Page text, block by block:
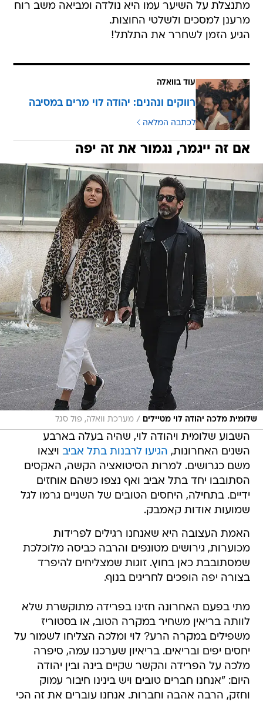
מתנצלת על השיער עמו היא נולדה ומביאה משב רוח
מרענן למסכים ולשלטי החוצות.
הגיע הזמן לשחרר את התלתל!
עוד בוואלה
רווקים ונהנים: יהודה לוי מרים במסיבה
לכתבה המלאה
אם זה ייגמר, נגמור את זה יפה
שלומית מלכה יהודה לוי מטיילים / מערכת וואלה, פול סגל
השבוע שלומית ויהודה לוי, שהיה בעלה בארבע
השנים האחרונות, הגיעו לרבנות בתל אביב ויצאו
משם כגרושים. למרות הסיטואציה הקשה, האקסים
הסתובבו יחד בתל אביב ואף נצפו כשהם אוחזים
ידיים. בתחילה, היחסים הטובים של השניים גרמו לגל
שמועות אודות קאמבק.
האמת העצובה היא שאנחנו רגילים לפרידות
מכוערות, גירושים מטונפים והרבה כביסה מלוכלכת
שמסתובבת כאן בחוץ. זוגות שמצליחים להיפרד
בצורה יפה הופכים לחריגים בנוף.
מתי בפעם האחרונה חזינו בפרידה מתוקשרת שלא
לוותה בריאין משחיר במקרה הטוב, או בסטוריז
משפילים במקרה הרע? לוי ומלכה הצליחו לשמור על
יחסים יפים ובריאים. בריאיון שערכנו עמה, סיפרה
מלכה על הפרידה והקשר שקיים בינה ובין יהודה
היום: "אנחנו חברים טובים ויש בינינו חיבור עמוק
וחזק, הרבה אהבה וחברות. אנחנו עוברים את זה הכי